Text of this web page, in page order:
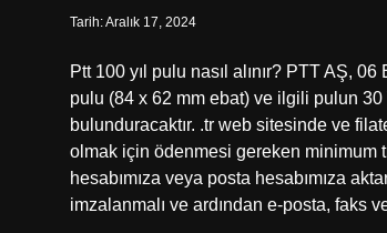
Tarih: Aralık 17, 2024
Ptt 100 yıl pulu nasıl alınır? PTT AŞ,
pulu (84 x 62 mm ebat) ve ilgili pulun 30
bulunduracaktır. .tr web sitesinde ve
olmak için ödenmesi gereken minimum
hesabımıza veya posta hesabımıza
imzalanmalı ve ardından e-posta,